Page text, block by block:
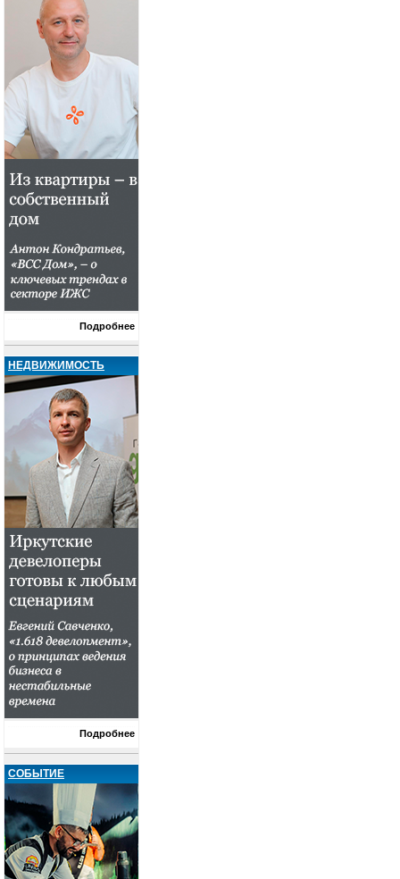
Подробнее
НЕДВИЖИМОСТЬ
Подробнее
СОБЫТИЕ